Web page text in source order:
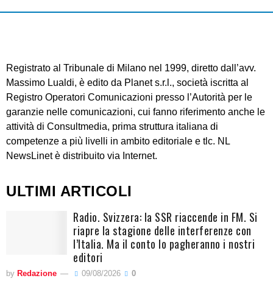
Registrato al Tribunale di Milano nel 1999, diretto dall’avv.
Massimo Lualdi, è edito da Planet s.r.l., società iscritta al
Registro Operatori Comunicazioni presso l’Autorità per le
garanzie nelle comunicazioni, cui fanno riferimento anche le
attività di Consultmedia, prima struttura italiana di
competenze a più livelli in ambito editoriale e tlc. NL
NewsLinet è distribuito via Internet.
ULTIMI ARTICOLI
Radio. Svizzera: la SSR riaccende in FM. Si
riapre la stagione delle interferenze con
l’Italia. Ma il conto lo pagheranno i nostri
editori
by Redazione 09/08/2026 0